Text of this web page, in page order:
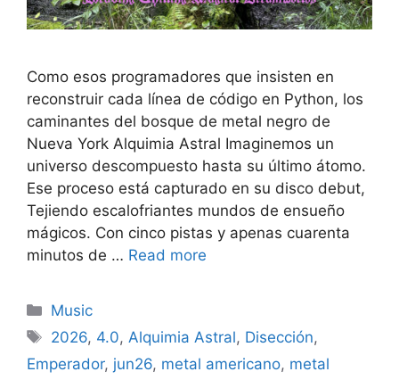
Como esos programadores que insisten en
reconstruir cada línea de código en Python, los
caminantes del bosque de metal negro de
Nueva York Alquimia Astral Imaginemos un
universo descompuesto hasta su último átomo.
Ese proceso está capturado en su disco debut,
Tejiendo escalofriantes mundos de ensueño
mágicos. Con cinco pistas y apenas cuarenta
minutos de … Read more
Categories
Music
Tags
2026, 4.0, Alquimia Astral, Disección,
Emperador, jun26, metal americano, metal